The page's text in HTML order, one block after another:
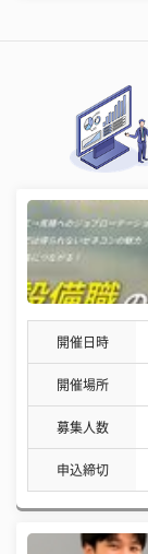
開催日時
開催場所
募集人数
申込締切